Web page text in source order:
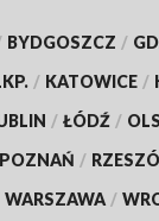
BYDGOSZCZ /
/ KATOWICE /
/ ŁÓDŹ /
POZNAŃ /
WARSZAWA /